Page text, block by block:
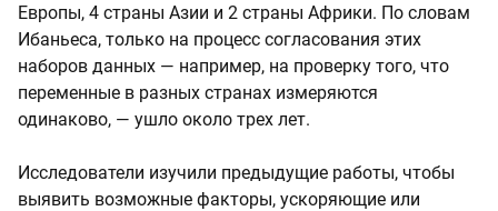
Европы, 4 страны Азии и 2 страны Африки. По словам
Ибаньеса, только на процесс согласования этих
наборов данных — например, на проверку того, что
переменные в разных странах измеряются
одинаково, — ушло около трех лет.
Исследователи изучили предыдущие работы, чтобы
выявить возможные факторы, ускоряющие или